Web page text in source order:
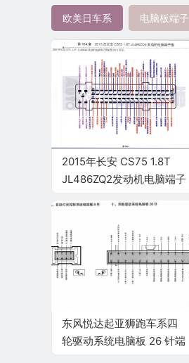
欧美日车系 电脑板端子
2015年长安 CS75 1.8T
JL486ZQ2发动机电脑端子
东风悦达起亚狮跑车系四
轮驱动系统电脑板 26 针端